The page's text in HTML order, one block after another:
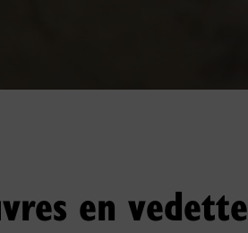
en vedette